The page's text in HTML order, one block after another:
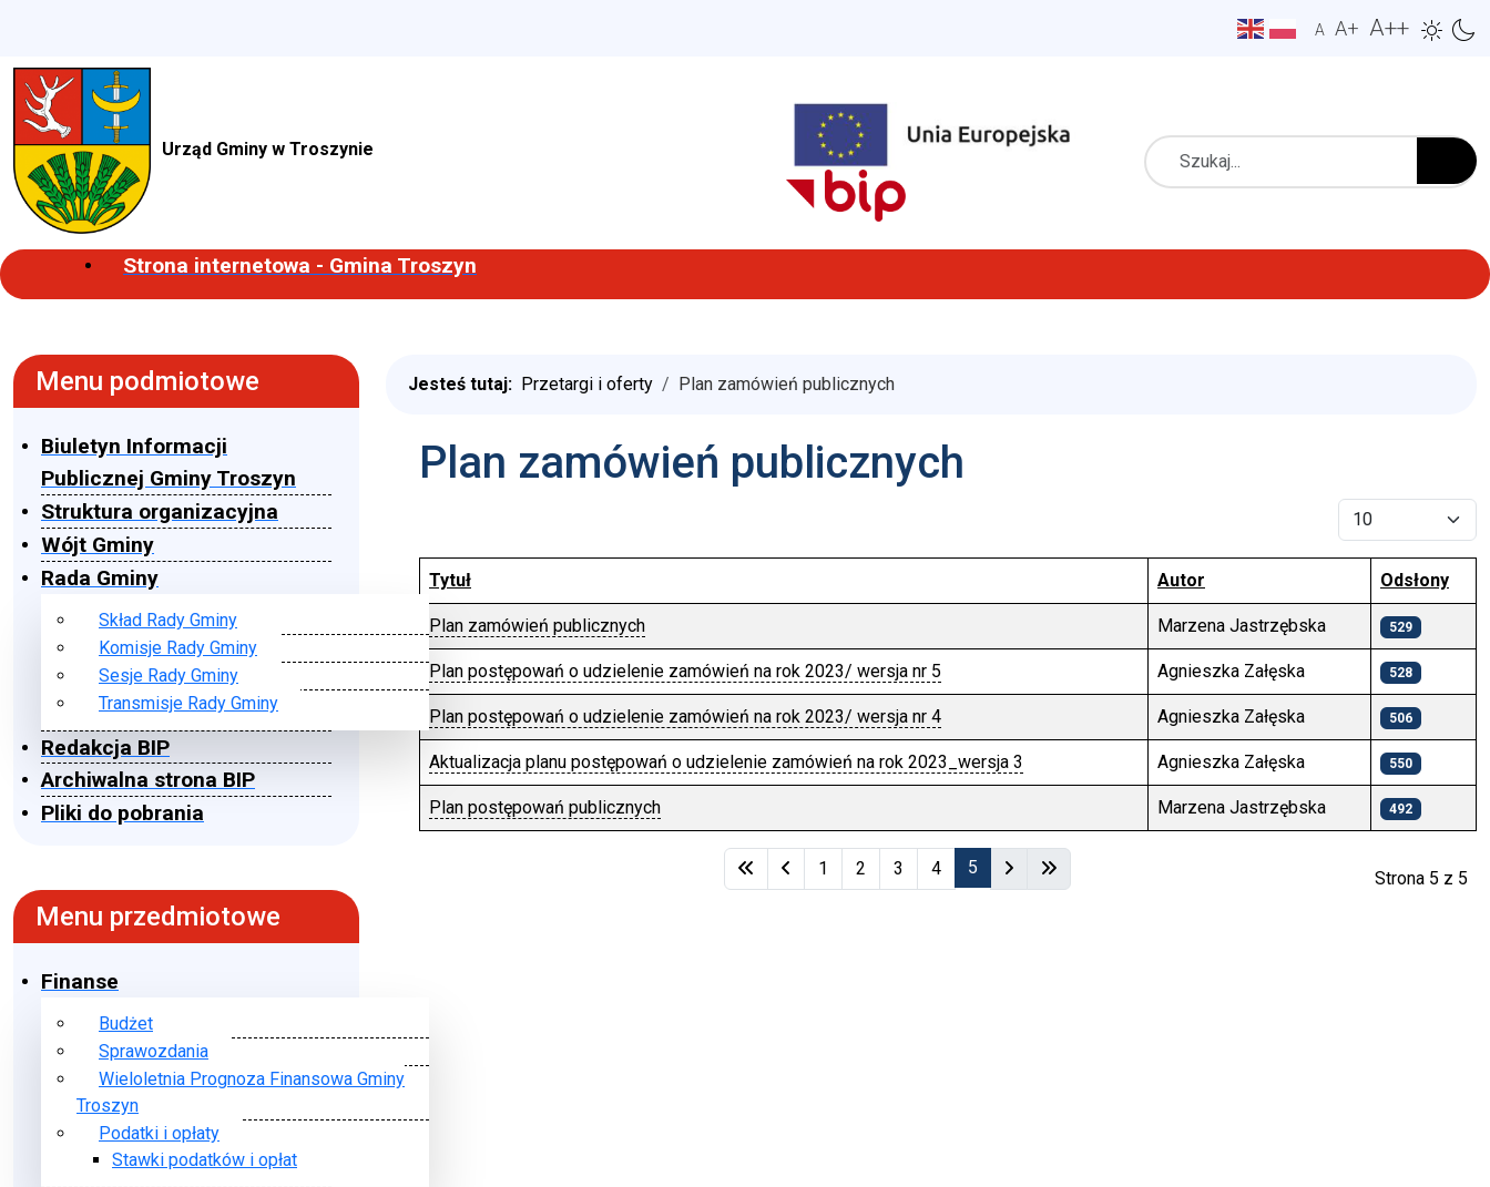
A A+ A++
Urząd Gminy w Troszynie
Szukaj
Strona internetowa - Gmina Troszyn
Menu podmiotowe
Biuletyn Informacji
Publicznej Gminy Troszyn
Struktura organizacyjna
Wójt Gminy
Rada Gminy
Skład Rady Gminy
Komisje Rady Gminy
Sesje Rady Gminy
Transmisje Rady Gminy
Redakcja BIP
Archiwalna strona BIP
Pliki do pobrania
Menu przedmiotowe
Finanse
Budżet
Sprawozdania
Wieloletnia Prognoza Finansowa Gminy
Troszyn
Podatki i opłaty
Stawki podatków i opłat
Jesteś tutaj: Przetargi i oferty Plan zamówień publicznych
Plan zamówień publicznych
Pokaż #
Tytuł Autor Odsłony
Plan zamówień publicznych Marzena Jastrzębska 529
Plan postępowań o udzielenie zamówień na rok 2023/ wersja nr 5 Agnieszka Załęska 528
Plan postępowań o udzielenie zamówień na rok 2023/ wersja nr 4 Agnieszka Załęska 506
Aktualizacja planu postępowań o udzielenie zamówień na rok 2023_wersja 3 Agnieszka Załęska 550
Plan postępowań publicznych Marzena Jastrzębska 492
Strona 5 z 5
1 2 3 4 5